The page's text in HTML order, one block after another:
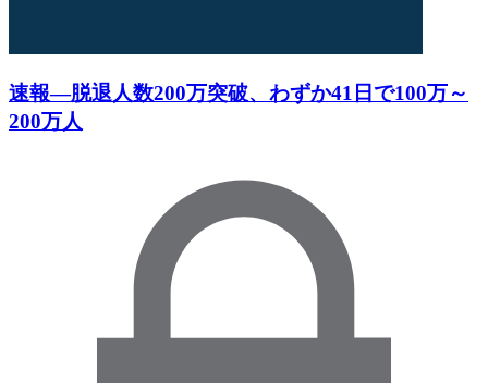
速報―脱退人数200万突破、わずか41日で100万～
200万人